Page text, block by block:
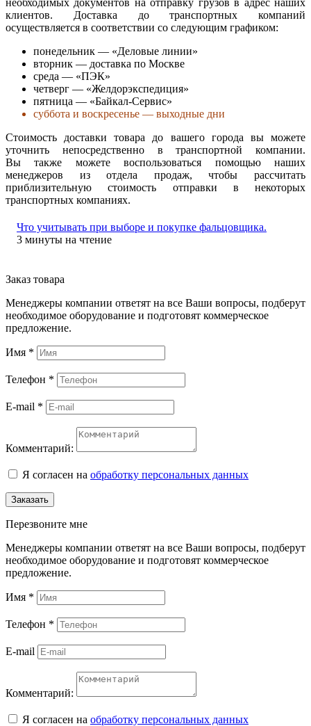
клиентов. Доставка до транспортных компаний
осуществляется в соответствии со следующим графиком:
понедельник — «Деловые линии»
вторник — доставка по Москве
среда — «ПЭК»
четверг — «Желдорэкспедиция»
пятница — «Байкал-Сервис»
суббота и воскресенье — выходные дни
Стоимость доставки товара до вашего города вы можете
уточнить непосредственно в транспортной компании.
Вы также можете воспользоваться помощью наших
менеджеров из отдела продаж, чтобы рассчитать
приблизительную стоимость отправки в некоторых
транспортных компаниях.
Что учитывать при выборе и покупке фальцовщика.
3 минуты на чтение
Заказ товара
Менеджеры компании ответят на все Ваши вопросы, подберут
необходимое оборудование и подготовят коммерческое
предложение.
Имя *
Телефон *
E-mail *
Комментарий:
Я согласен на обработку персональных данных
Заказать
Перезвоните мне
Менеджеры компании ответят на все Ваши вопросы, подберут
необходимое оборудование и подготовят коммерческое
предложение.
Имя *
Телефон *
E-mail
Комментарий:
Я согласен на обработку персональных данных